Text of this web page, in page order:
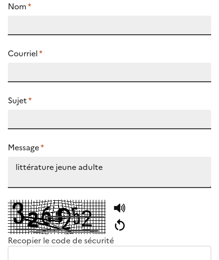
Nom*
Courriel*
Sujet*
Message*
Recopier le code de sécurité